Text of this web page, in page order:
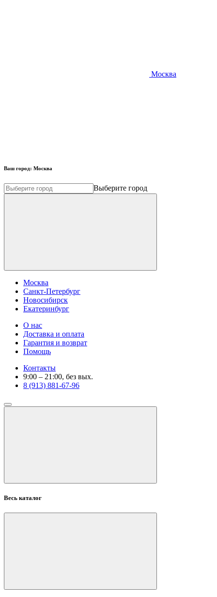
Москва
Ваш город: Москва
Выберите город
Москва
Санкт-Петербург
Новосибирск
Екатеринбург
О нас
Доставка и оплата
Гарантия и возврат
Помощь
Контакты
9:00 – 21:00, без вых.
8 (913) 881-67-96
Весь каталог